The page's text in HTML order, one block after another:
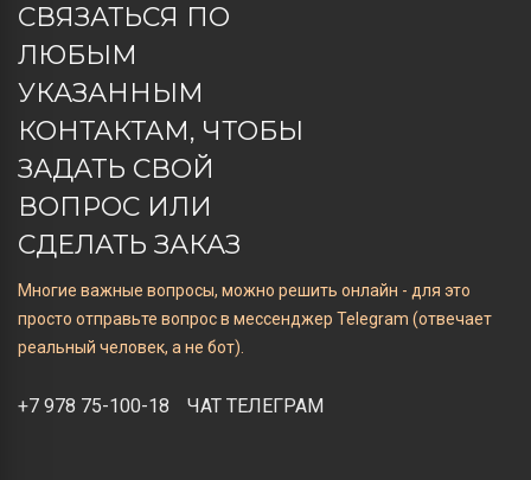
СВЯЗАТЬСЯ ПО
ЛЮБЫМ
УКАЗАННЫМ
КОНТАКТАМ, ЧТОБЫ
ЗАДАТЬ СВОЙ
ВОПРОС ИЛИ
СДЕЛАТЬ ЗАКАЗ
Многие важные вопросы, можно решить онлайн - для это
просто отправьте вопрос в мессенджер Telegram (отвечает
реальный человек, а не бот).
+7 978 75-100-18 ЧАТ ТЕЛЕГРАМ